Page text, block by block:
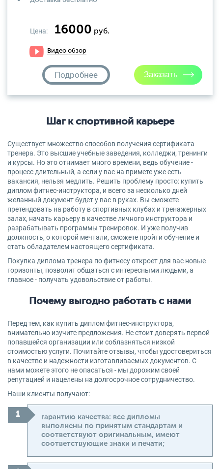
Цена: 16000 руб.
Видео обзор
Подробнее
Шаг к спортивной карьере
Существует множество способов получения сертификата
тренера. Это высшие учебные заведения, колледжи, тренинги
и курсы. Но это отнимает много времени, ведь обучение -
процесс длительный, а если у вас на примете уже есть
вакансия, нельзя медлить. Решить проблему просто: купить
диплом фитнес-инструктора, и всего за несколько дней
желанный документ будет у вас в руках. Вы сможете
претендовать на работу в спортивных клубах и тренажерных
залах, начать карьеру в качестве личного инструктора и
разрабатывать программы тренировок. И уже получив
должность, о которой мечтали, сможете пройти обучение и
стать обладателем настоящего сертификата.
Покупка диплома тренера по фитнесу откроет для вас новые
горизонты, позволит общаться с интересными людьми, а
главное - получать удовольствие от работы.
Почему выгодно работать с нами
Перед тем, как купить диплом фитнес-инструктора,
внимательно изучите предложения. Не стоит доверять первой
попавшейся организации или соблазняться низкой
стоимостью услуги. Почитайте отзывы, чтобы удостовериться
в качестве и надежности изготавливаемых документов. С
нами можете этого не опасаться - мы дорожим своей
репутацией и нацелены на долгосрочное сотрудничество.
Наши клиенты получают:
гарантию качества: все дипломы
выполнены по принятым стандартам и
соответствуют оригинальным, имеют
соответствующие знаки и печати;